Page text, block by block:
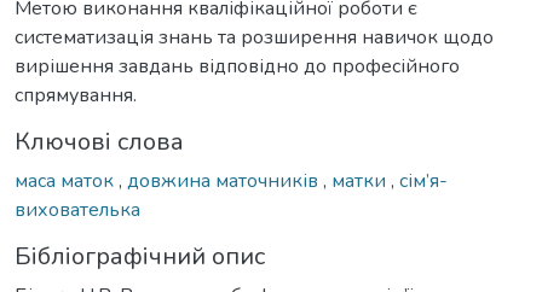
Метою виконання кваліфікаційної роботи є
систематизація знань та розширення навичок щодо
вирішення завдань відповідно до професійного
спрямування.
Ключові слова
маса маток, довжина маточників , матки , сім’я-
вихователька
Бібліографічний опис